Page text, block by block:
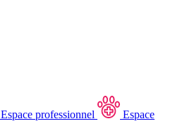
Espace professionnel
Espace